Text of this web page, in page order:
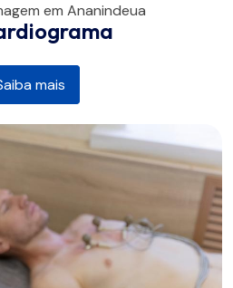
em Ananindeua
mais